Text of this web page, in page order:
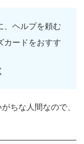
、ヘルプを頼む
カードをおすす
ちな人間なので、